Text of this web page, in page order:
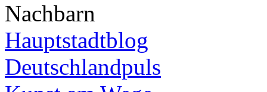
Nachbarn
Hauptstadtblog
Deutschlandpuls